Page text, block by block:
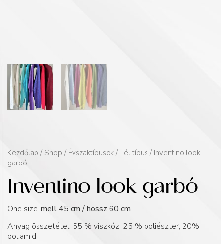
Kezdőlap / Shop / Évszaktípusok / Tél típus / Inventino look
garbó
Inventino look garbó
One size: mell 45 cm / hossz 60 cm
Anyag összetétel: 55 % viszkóz, 25 % poliészter, 20%
poliamid